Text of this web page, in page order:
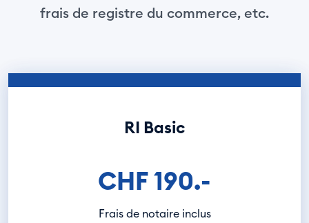
frais de registre du commerce, etc.
RI Basic
CHF 190.-
Frais de notaire inclus